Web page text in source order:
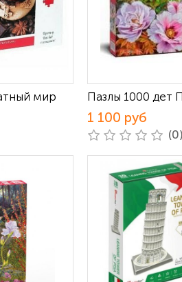
мир Пазлы 1000 дет
1 100 руб